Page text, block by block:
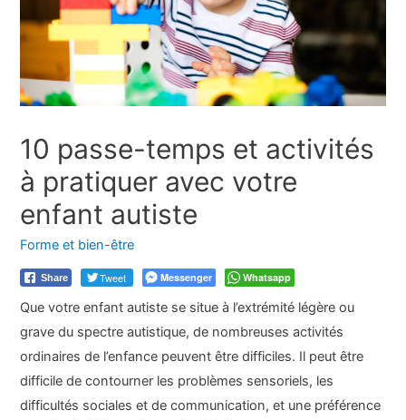
10 passe-temps et activités
à pratiquer avec votre
enfant autiste
Forme et bien-être
Share Tweet Messenger Whatsapp
Que votre enfant autiste se situe à l’extrémité légère ou
grave du spectre autistique, de nombreuses activités
ordinaires de l’enfance peuvent être difficiles. Il peut être
difficile de contourner les problèmes sensoriels, les
difficultés sociales et de communication, et une préférence